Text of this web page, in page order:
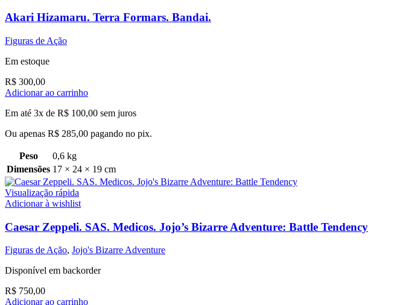
Akari Hizamaru. Terra Formars. Bandai.
Figuras de Ação
Em estoque
R$ 300,00
Adicionar ao carrinho
Em até 3x de R$ 100,00 sem juros
Ou apenas R$ 285,00 pagando no pix.
Peso
0,6 kg
Dimensões 17 × 24 × 19 cm
Visualização rápida
Adicionar à wishlist
Caesar Zeppeli. SAS. Medicos. Jojo’s Bizarre Adventure: Battle Tendency
Figuras de Ação, Jojo's Bizarre Adventure
Disponível em backorder
R$ 750,00
Adicionar ao carrinho